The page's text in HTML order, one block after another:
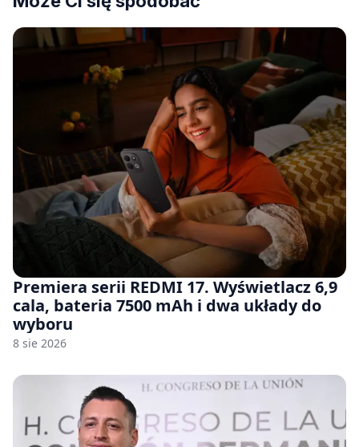
Premiera serii REDMI 17. Wyświetlacz 6,9
cala, bateria 7500 mAh i dwa układy do
wyboru
8 sie 2026